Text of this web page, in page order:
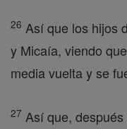
26 Así que los hijos
y Micaía, viendo
media vuelta y se
27 Así que,